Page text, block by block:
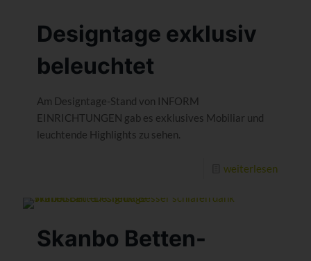
Designtage exklusiv
beleuchtet
Am Designtage-Stand von INFORM
EINRICHTUNGEN gab es exklusives Mobiliar und
leuchtende Highlights zu sehen.
weiterlesen
Skanbo Betten-